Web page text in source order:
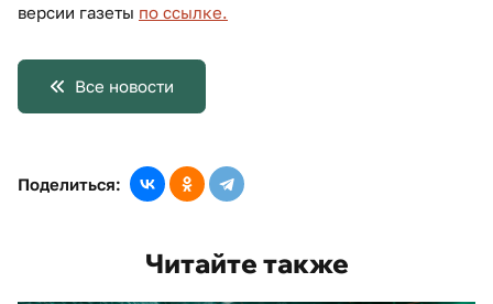
версии газеты по ссылке.
Все новости
Поделиться:
Читайте также